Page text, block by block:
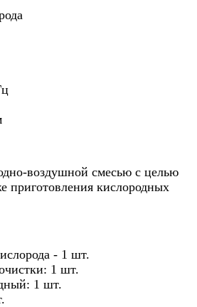
воздушной смесью с целью
приготовления кислородных
- 1 шт.
1 шт.
1 шт.